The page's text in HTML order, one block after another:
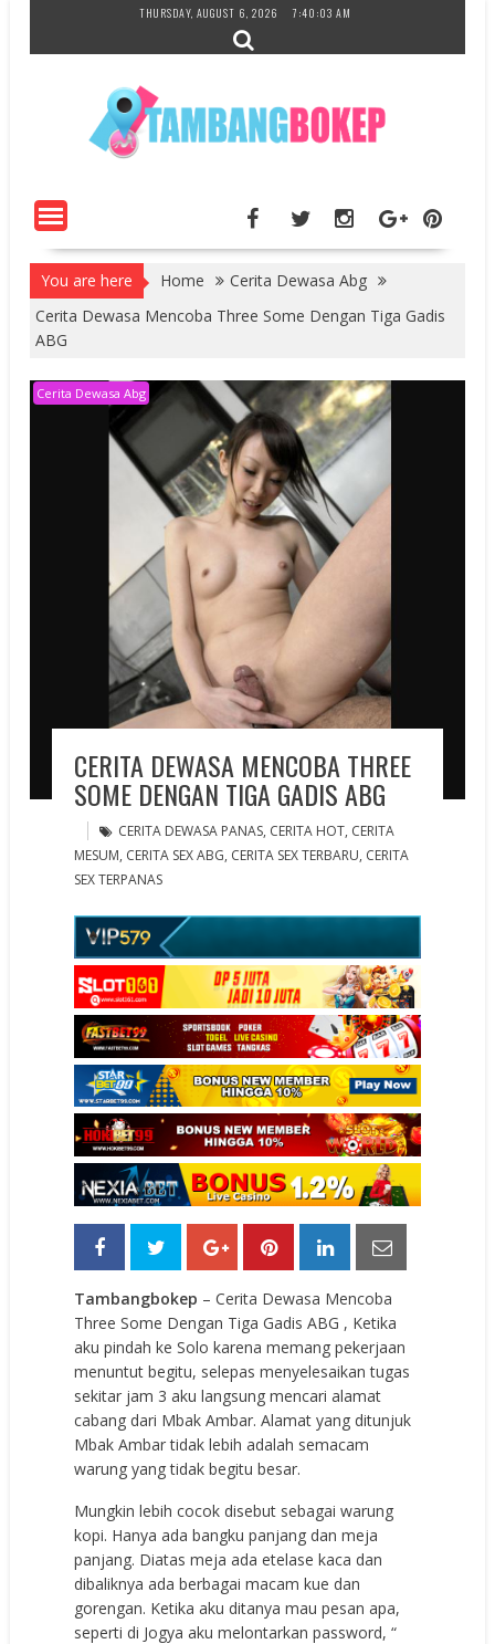
content
THURSDAY, AUGUST 6, 2026 7:40:04 AM
You are here Home
Cerita Dewasa Abg
Cerita Dewasa Mencoba Three Some Dengan Tiga Gadis
ABG
Cerita Dewasa Abg
CERITA DEWASA MENCOBA THREE
SOME DENGAN TIGA GADIS ABG
CERITA DEWASA PANAS, CERITA HOT, CERITA
MESUM, CERITA SEX ABG, CERITA SEX TERBARU, CERITA
SEX TERPANAS
Tambangbokep – Cerita Dewasa Mencoba
Three Some Dengan Tiga Gadis ABG , Ketika
aku pindah ke Solo karena memang pekerjaan
menuntut begitu, selepas menyelesaikan tugas
sekitar jam 3 aku langsung mencari alamat
cabang dari Mbak Ambar. Alamat yang ditunjuk
Mbak Ambar tidak lebih adalah semacam
warung yang tidak begitu besar.
Mungkin lebih cocok disebut sebagai warung
kopi. Hanya ada bangku panjang dan meja
panjang. Diatas meja ada etelase kaca dan
dibaliknya ada berbagai macam kue dan
gorengan. Ketika aku ditanya mau pesan apa,
seperti di Jogya aku melontarkan password, “